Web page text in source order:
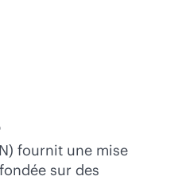
fournit une mise
sur des